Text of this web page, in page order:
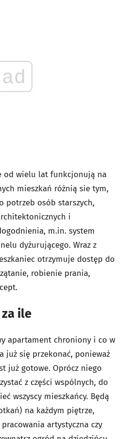
ad
od wielu lat funkcjonują na
mieszkań różnią sie tym,
potrzeb osób starszych,
i
m.in. system
dyżurującego. Wraz z
otrzymuje dostęp do
robienie prania,
ile
apartament chroniony i co w
już się przekonać, ponieważ
już gotowe. Oprócz niego
z części wspólnych, do
wszyscy mieszkańcy. Będą
na każdym piętrze,
artystyczna czy